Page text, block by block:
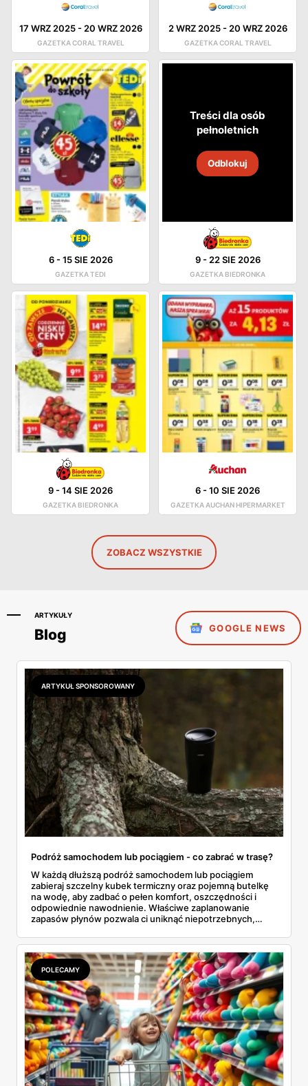
17 WRZ 2025-20 WRZ 2026
GAZETKA CORAL TRAVEL
2 WRZ 2025-20 WRZ 2026
GAZETKA CORAL TRAVEL
6-15 SIE 2026
GAZETKA TEDI
Treści dla osób
pełnoletnich
Odblokuj
9- 22 SIE 2026
GAZETKA BIEDRONKA
9-14 SIE 2026
GAZETKA BIEDRONKA
6-10 SIE 2026
GAZETKA AUCHAN HIPERMARKET
ZOBACZ WSZYSTKIE
ARTYKUŁY
Blog GOOGLE NEWS
ARTYKUŁ SPONSOROWANY
Podróż samochodem lub pociągiem - co zabrać w trasę?
W każdą dłuższą podróż samochodem lub pociągiem
zabieraj szczelny kubek termiczny oraz pojemną butelkę
na wodę, aby zadbać o pełen komfort, oszczędności i
odpowiednie nawodnienie. Właściwe zaplanowanie
zapasów płynów pozwala ci uniknąć niepotrzebnych,
kupowania przepłaconych napojów w wagonach
restauracyjnych. Połączenie funkcji, jakie oferuje dobrze
izolujący kubek termiczny z gorącą kawą oraz niezawodna
butelka na wodę, tworzy idealny, podróżny zestaw. Dzięki
niemu wielogodzinne przemieszczanie się z miejsca na
miejsce staje się znacznie przyjemniejsze, a my zyskujemy
pewność, że nasze ulubione napoje są zawsze pod ręką.
POLECAMY